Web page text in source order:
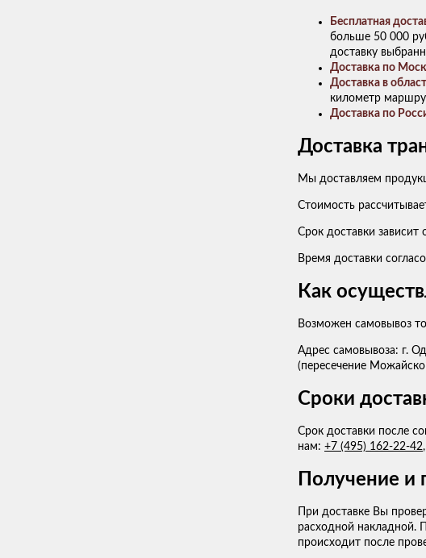
Бесплатная
больше 50 000
доставку
Доставка по
Доставка в
километр
Доставка по
Доставка
Мы доставляем
Стоимость
Срок доставки зависит
Время доставки
Как
Возможен самовывоз
Адрес самовывоза: г.
(пересечение
Сроки
Срок доставки после
нам: +7 (495) 162-22-42,
Получение и
При доставке Вы
расходной накладной.
происходит после